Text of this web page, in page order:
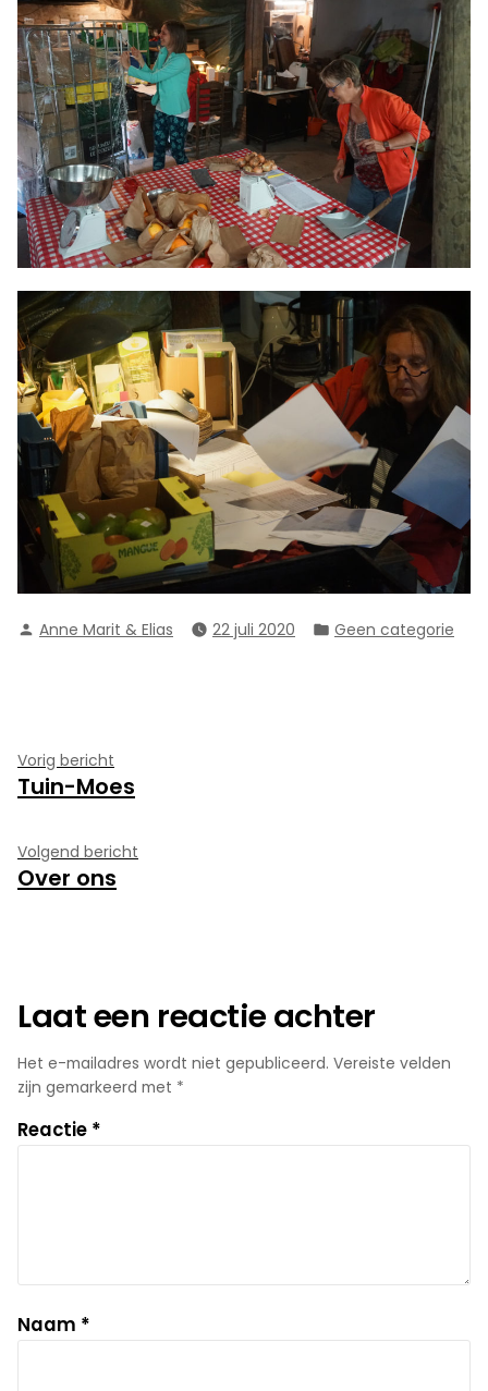
Geplaatst
Anne Marit & Elias 22 juli 2020
Geplaatst
Geen categorie
Bericht
navigatie
Vorig bericht
bericht:
Tuin-Moes
Volgend bericht
Over ons
Laat een reactie achter
Het e-mailadres wordt niet gepubliceerd. Vereiste velden
zijn gemarkeerd met *
Reactie *
Naam *